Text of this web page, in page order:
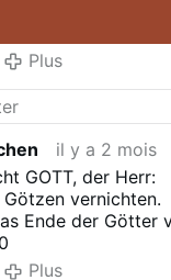
Plus
il y a 2 mois
GOTT, der Herr:
vernichten.
Ende der Götter
Plus